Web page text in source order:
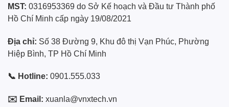
MST: 0316953369 do Sở Kế hoạch và Đầu tư Thành phố
Hồ Chí Minh cấp ngày 19/08/2021
Địa chỉ: Số 38 Đường 9, Khu đô thị Vạn Phúc, Phường
Hiệp Bình, TP Hồ Chí Minh
📞 Hotline: 0901.555.033
✉️ Email: xuanla@vnxtech.vn